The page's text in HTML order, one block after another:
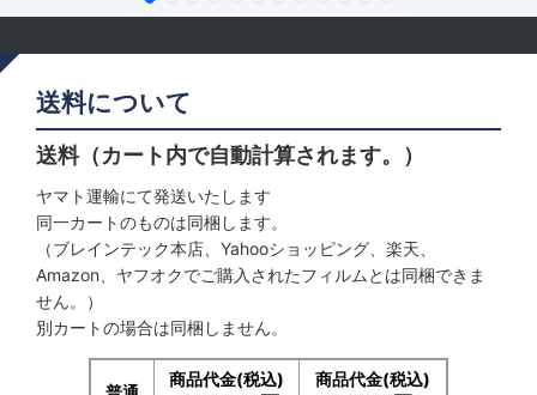
送料について
送料（カート内で自動計算されます。）
ヤマト運輸にて発送いたします
同一カートのものは同梱します。
（ブレインテック本店、Yahooショッピング、楽天、
Amazon、ヤフオクでご購入されたフィルムとは同梱できま
せん。）
別カートの場合は同梱しません。
商品代金(税込) 商品代金(税込)